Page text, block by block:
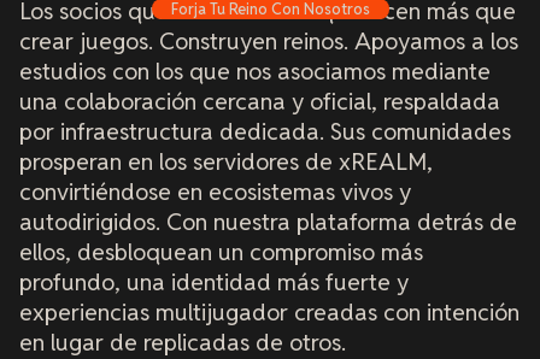
Forja Tu Reino Con Nosotros
Los socios que se muestran aquí hacen más que
crear juegos. Construyen reinos. Apoyamos a los
estudios con los que nos asociamos mediante
una colaboración cercana y oficial, respaldada
por infraestructura dedicada. Sus comunidades
prosperan en los servidores de xREALM,
convirtiéndose en ecosistemas vivos y
autodirigidos. Con nuestra plataforma detrás de
ellos, desbloquean un compromiso más
profundo, una identidad más fuerte y
experiencias multijugador creadas con intención
en lugar de replicadas de otros.